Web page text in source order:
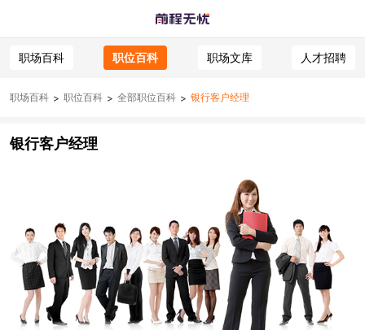
职场百科 职位百科 职场文库 人才招聘
职场百科 > 职位百科 > 全部职位百科 > 银行客户经理
银行客户经理